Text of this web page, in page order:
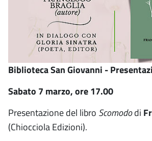
Biblioteca San Giovanni -
Sabato 7 marzo, ore 17.00
Presentazione del libro Scomododi
(Chiocciola Edizioni).